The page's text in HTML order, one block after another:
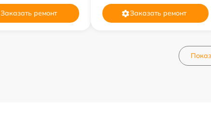
Заказать ремонт Заказать ремонт